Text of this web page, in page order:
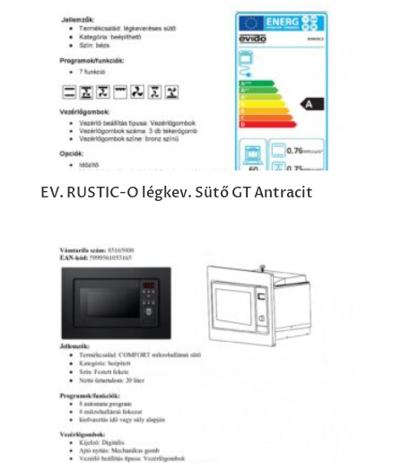
EV. RUSTIC-O légkev. Sütő GT Antracit